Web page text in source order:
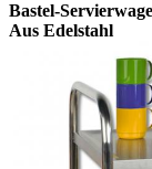
Bastel-
Aus Edelstahl